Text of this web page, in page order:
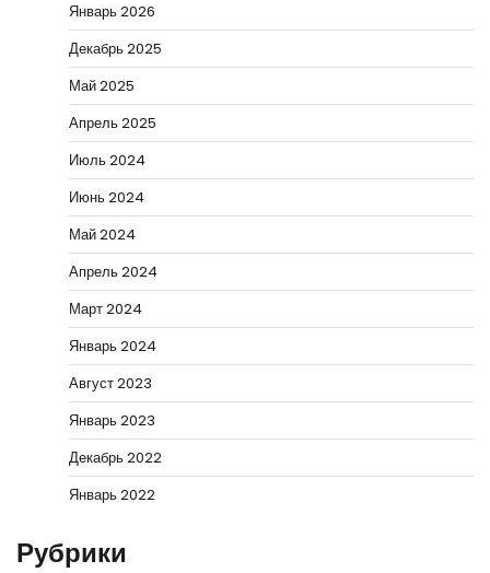
Январь 2026
Декабрь 2025
Май 2025
Апрель 2025
Июль 2024
Июнь 2024
Май 2024
Апрель 2024
Март 2024
Январь 2024
Август 2023
Январь 2023
Декабрь 2022
Январь 2022
Рубрики